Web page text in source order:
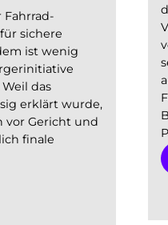
sichere
ist wenig
das
erklärt wurde,
vor Gericht und
finale